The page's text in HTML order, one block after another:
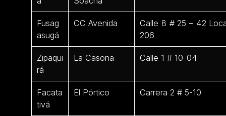
Fusag
asugá
CC Avenida
Calle 8 # 25 – 42
206
Zipaqui
rá
La Casona Calle 1 # 10-04
Facata
tivá
El Pórtico Carrera 2 # 5-10